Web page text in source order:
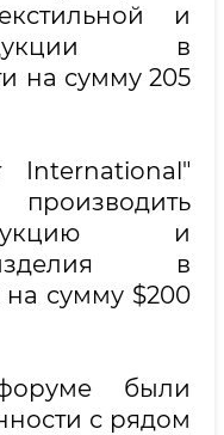
и
в
на сумму 205
и
в
на сумму $200
были
с рядом